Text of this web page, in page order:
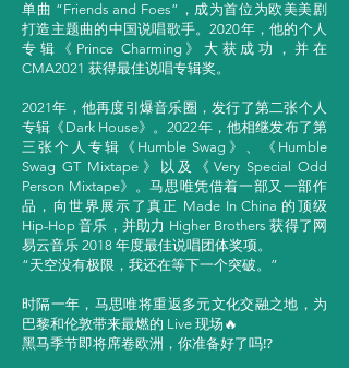
单曲 “Friends and Foes”，成为首位为欧美美剧
打造主题曲的中国说唱歌手。2020年，他的个人
专辑《Prince Charming》大获成功，并在
CMA2021 获得最佳说唱专辑奖。
2021年，他再度引爆音乐圈，发行了第二张个人
专辑《Dark House》。2022年，他相继发布了第
三张个人专辑《Humble Swag》、《Humble
Swag GT Mixtape》以及《Very Special Odd
Person Mixtape》。马思唯凭借着一部又一部作
品，向世界展示了真正 Made In China 的顶级
Hip-Hop 音乐，并助力 Higher Brothers 获得了网
易云音乐 2018 年度最佳说唱团体奖项。
“天空没有极限，我还在等下一个突破。”
时隔一年，马思唯将重返多元文化交融之地，为
巴黎和伦敦带来最燃的 Live 现场🔥
黑马季节即将席卷欧洲，你准备好了吗⁉️